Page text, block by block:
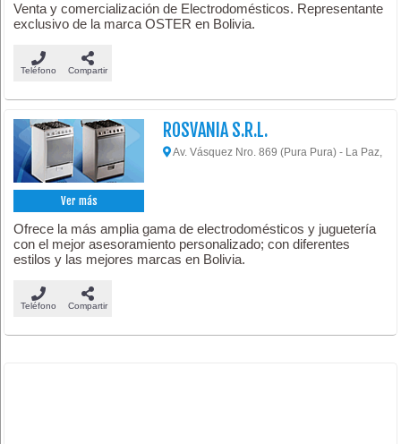
Venta y comercialización de Electrodomésticos. Representante
exclusivo de la marca OSTER en Bolivia.
Teléfono Compartir
Ver más
ROSVANIA S.R.L.
Av. Vásquez Nro. 869 (Pura Pura) - La Paz,
Ofrece la más amplia gama de electrodomésticos y juguetería
con el mejor asesoramiento personalizado; con diferentes
estilos y las mejores marcas en Bolivia.
Teléfono Compartir